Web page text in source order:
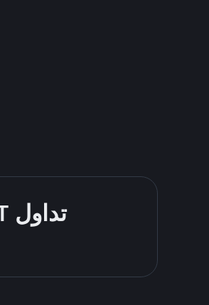
تداول USDT بسهولة - قُم بالشراء والبيع باستخدام طرقك المُفضّلة للدفع